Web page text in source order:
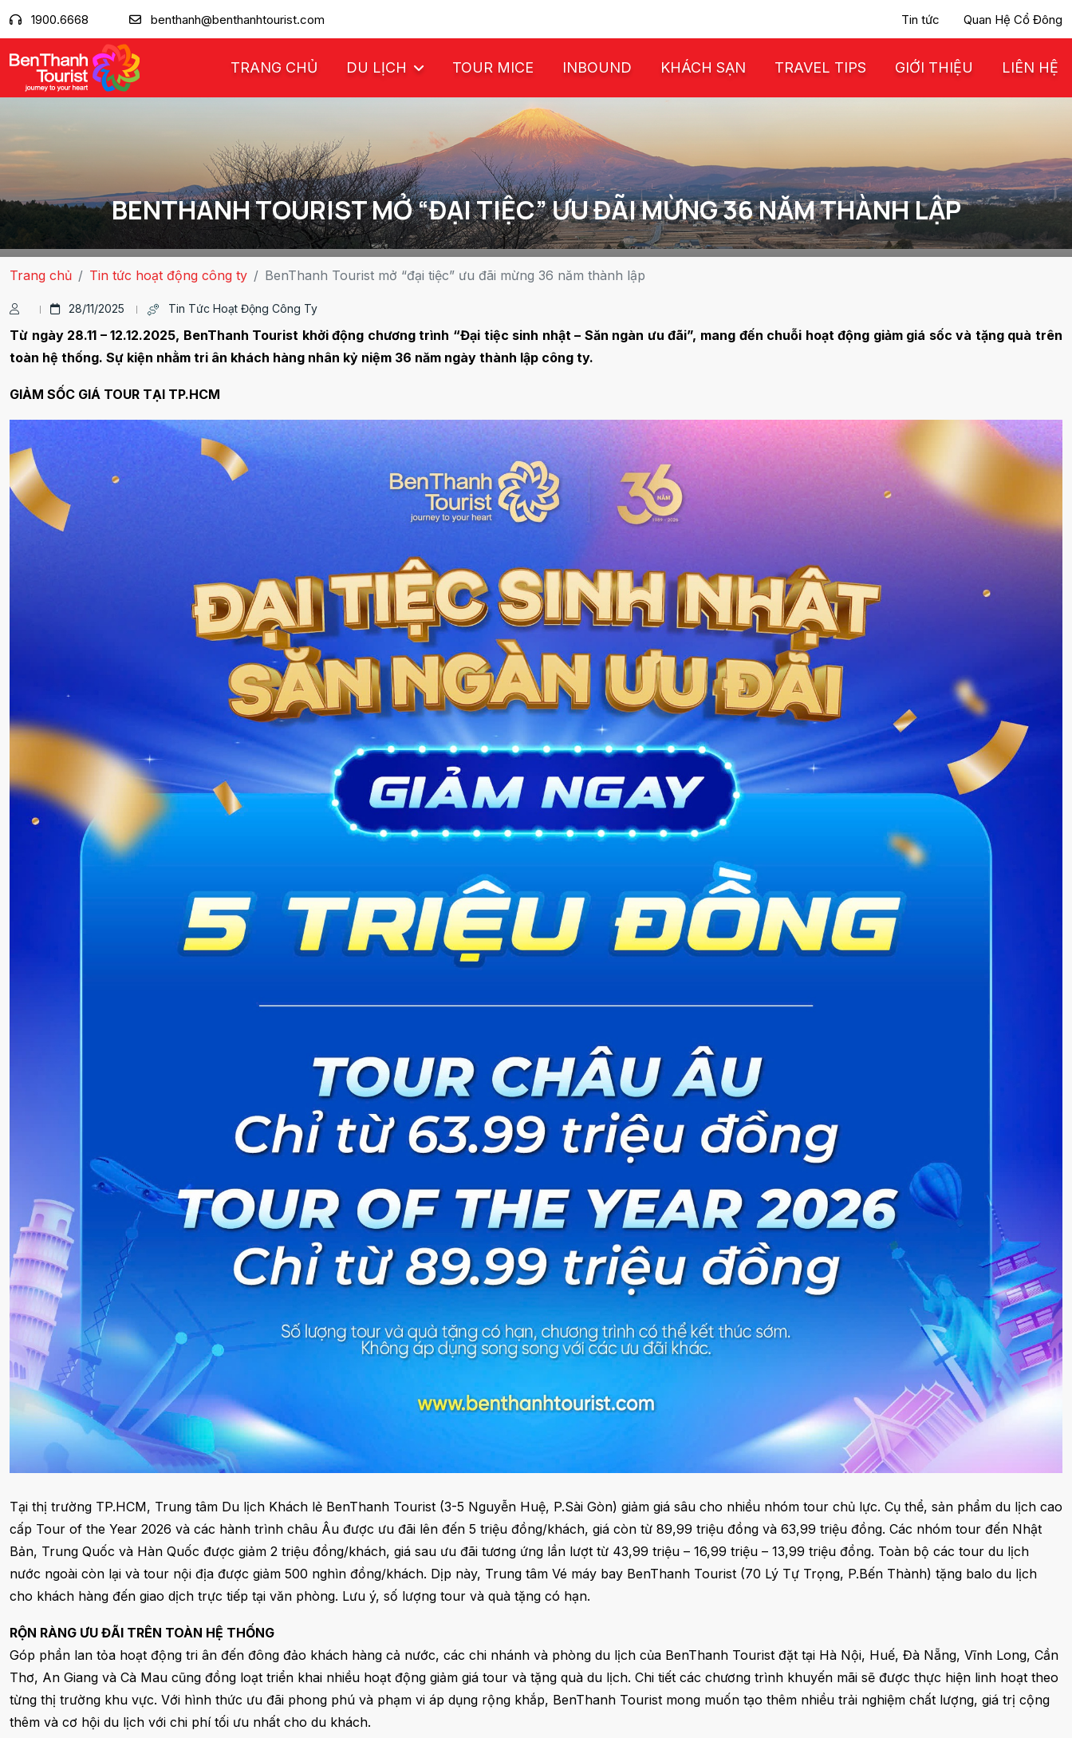
1900.6668 benthanh@benthanhtourist.com Tin tức Quan Hệ Cổ Đông
TRANG CHỦ DU LỊCH TOUR MICE INBOUND KHÁCH SẠN TRAVEL TIPS GIỚI THIỆU LIÊN HỆ
BENTHANH TOURIST MỞ “ĐẠI TIỆC” ƯU ĐÃI MỪNG 36 NĂM THÀNH LẬP
Trang chủ Tin tức hoạt động công ty BenThanh Tourist mở “đại tiệc” ưu đãi mừng 36 năm thành lập
28/11/2025 Tin Tức Hoạt Động Công Ty
Từ ngày 28.11 – 12.12.2025, BenThanh Tourist khởi động chương trình “Đại tiệc sinh nhật – Săn ngàn ưu đãi”, mang đến chuỗi hoạt động giảm giá sốc và tặng quà trên
toàn hệ thống. Sự kiện nhằm tri ân khách hàng nhân kỷ niệm 36 năm ngày thành lập công ty.
GIẢM SỐC GIÁ TOUR TẠI TP.HCM
Tại thị trường TP.HCM, Trung tâm Du lịch Khách lẻ BenThanh Tourist (3-5 Nguyễn Huệ, P.Sài Gòn) giảm giá sâu cho nhiều nhóm tour chủ lực. Cụ thể, sản phẩm du lịch cao
cấp Tour of the Year 2026 và các hành trình châu Âu được ưu đãi lên đến 5 triệu đồng/khách, giá còn từ 89,99 triệu đồng và 63,99 triệu đồng. Các nhóm tour đến Nhật
Bản, Trung Quốc và Hàn Quốc được giảm 2 triệu đồng/khách, giá sau ưu đãi tương ứng lần lượt từ 43,99 triệu – 16,99 triệu – 13,99 triệu đồng. Toàn bộ các tour du lịch
nước ngoài còn lại và tour nội địa được giảm 500 nghìn đồng/khách. Dịp này, Trung tâm Vé máy bay BenThanh Tourist (70 Lý Tự Trọng, P.Bến Thành) tặng balo du lịch
cho khách hàng đến giao dịch trực tiếp tại văn phòng. Lưu ý, số lượng tour và quà tặng có hạn.
RỘN RÀNG ƯU ĐÃI TRÊN TOÀN HỆ THỐNG
Góp phần lan tỏa hoạt động tri ân đến đông đảo khách hàng cả nước, các chi nhánh và phòng du lịch của BenThanh Tourist đặt tại Hà Nội, Huế, Đà Nẵng, Vĩnh Long, Cần
Thơ, An Giang và Cà Mau cũng đồng loạt triển khai nhiều hoạt động giảm giá tour và tặng quà du lịch. Chi tiết các chương trình khuyến mãi sẽ được thực hiện linh hoạt theo
từng thị trường khu vực. Với hình thức ưu đãi phong phú và phạm vi áp dụng rộng khắp, BenThanh Tourist mong muốn tạo thêm nhiều trải nghiệm chất lượng, giá trị cộng
thêm và cơ hội du lịch với chi phí tối ưu nhất cho du khách.